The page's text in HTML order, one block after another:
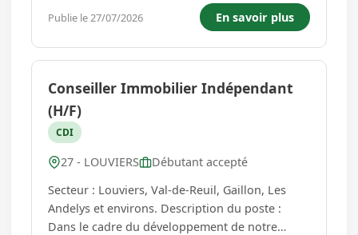
développement de notre activité industrielle,
nous recrutons plusieurs Opérateurs de
Conditionnement (H/F) avec une perspective
d'évolution...
Publie le 27/07/2026 En savoir plus
Conseiller Immobilier Indépendant
(H/F)
CDI
27 - LOUVIERS
Débutant accepté
Secteur : Louviers, Val-de-Reuil, Gaillon, Les
Andelys et environs. Description du poste :
Dans le cadre du développement de notre